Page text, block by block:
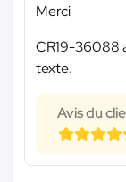
Merci
CR19-36088
texte.
Avis du